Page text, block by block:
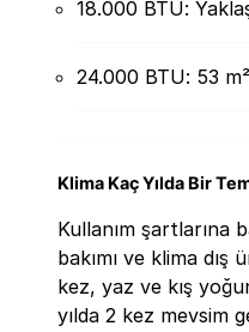
18.000 BTU:
24.000 BTU: 53
Klima Kaç Yılda Bir
Kullanım şartlarına
bakımı ve klima dış
kez, yaz ve kış
yılda 2 kez mevsim